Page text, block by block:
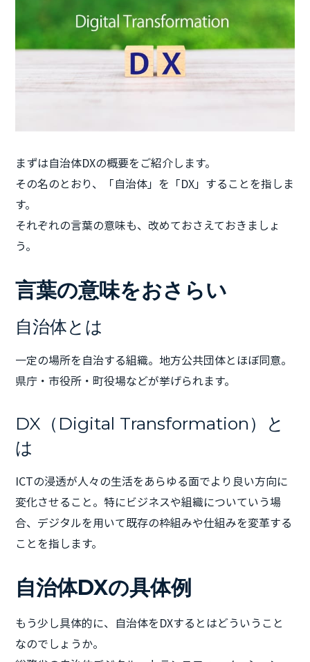
まずは自治体DXの概要をご紹介します。
その名のとおり、「自治体」を「DX」することを指しま
す。
それぞれの言葉の意味も、改めておさえておきましょ
う。
言葉の意味をおさらい
自治体とは
一定の場所を自治する組織。地方公共団体とほぼ同意。
県庁・市役所・町役場などが挙げられます。
DX（Digital Transformation）と
は
ICTの浸透が人々の生活をあらゆる面でより良い方向に
変化させること。特にビジネスや組織についていう場
合、デジタルを用いて既存の枠組みや仕組みを変革する
ことを指します。
自治体DXの具体例
もう少し具体的に、自治体をDXするとはどういうこと
なのでしょうか。